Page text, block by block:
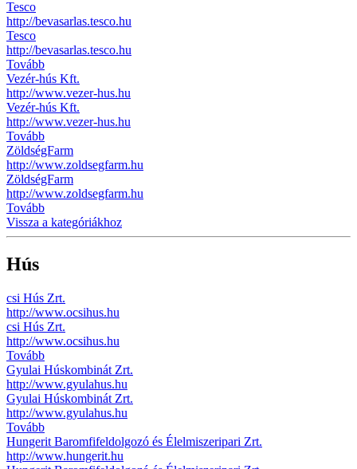
Tesco
http://bevasarlas.tesco.hu
Tesco
http://bevasarlas.tesco.hu
Tovább
Vezér-hús Kft.
http://www.vezer-hus.hu
Vezér-hús Kft.
http://www.vezer-hus.hu
Tovább
ZöldségFarm
http://www.zoldsegfarm.hu
ZöldségFarm
http://www.zoldsegfarm.hu
Tovább
Vissza a kategóriákhoz
Hús
csi Hús Zrt.
http://www.ocsihus.hu
csi Hús Zrt.
http://www.ocsihus.hu
Tovább
Gyulai Húskombinát Zrt.
http://www.gyulahus.hu
Gyulai Húskombinát Zrt.
http://www.gyulahus.hu
Tovább
Hungerit Baromfifeldolgozó és Élelmiszeripari Zrt.
http://www.hungerit.hu